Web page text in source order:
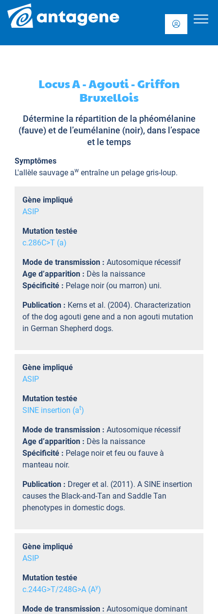
Locus A - Agouti - Griffon
Bruxellois
Détermine la répartition de la phéomélanine
(fauve) et de l’eumélanine (noir), dans l’espace
et le temps
Symptômes
L'allèle sauvage aw entraîne un pelage gris-loup.
Gène impliqué
ASIP
Mutation testée
c.286C>T (a)
Mode de transmission : Autosomique récessif
Age d’apparition : Dès la naissance
Spécificité : Pelage noir (ou marron) uni.
Publication : Kerns et al. (2004). Characterization
of the dog agouti gene and a non agouti mutation
in German Shepherd dogs.
Gène impliqué
ASIP
Mutation testée
SINE insertion (at)
Mode de transmission : Autosomique récessif
Age d’apparition : Dès la naissance
Spécificité : Pelage noir et feu ou fauve à
manteau noir.
Publication : Dreger et al. (2011). A SINE insertion
causes the Black-and-Tan and Saddle Tan
phenotypes in domestic dogs.
Gène impliqué
ASIP
Mutation testée
c.244G>T/248G>A (Ay)
Mode de transmission : Autosomique dominant